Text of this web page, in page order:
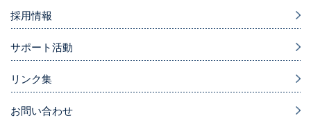
採用情報
サポート活動
リンク集
お問い合わせ